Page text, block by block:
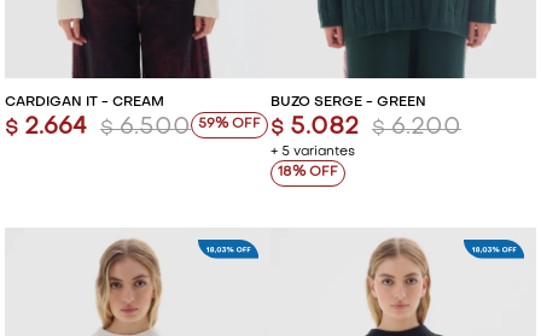
CARDIGAN IT - CREAM
$ 2.664 $ 6.500 59
BUZO SERGE - GREEN
+ 5 variantes
$ 5.082 $ 6.200
18